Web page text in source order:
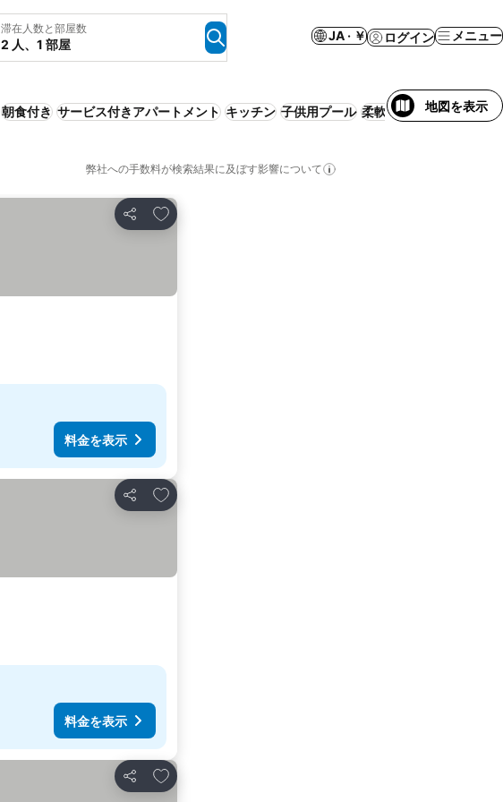
滞在人数と部屋数
2 人、1 部屋
JA · ￥ ログイン メニュー
朝食付き サービス付きアパートメント キッチン 子供用プール 柔軟なキャンセルポリシ
地図を表示
弊社への手数料が検索結果に及ぼす影響について
シェア
お気に入りに追加
料金を表示
シェア
お気に入りに追加
料金を表示
シェア
お気に入りに追加